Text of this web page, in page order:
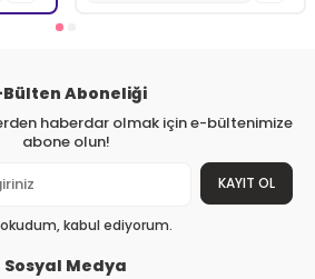
Bülten Aboneliği
haberdar olmak için e-bültenimize
abone olun!
KAYIT OL
kabul ediyorum.
Sosyal Medya